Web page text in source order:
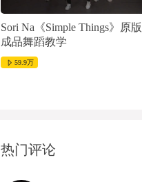
Sori Na《Simple Things》原版
成品舞蹈教学
59.9万
热门评论